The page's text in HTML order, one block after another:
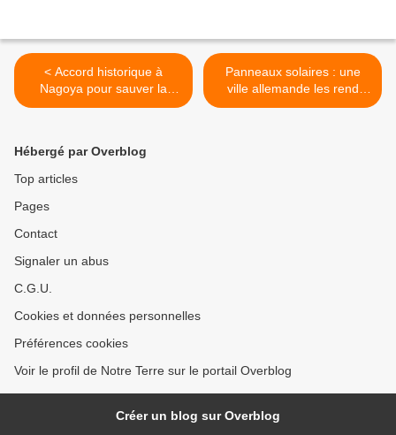
< Accord historique à
Nagoya pour sauver la
biodiversité
Panneaux solaires : une
ville allemande les rend
obligatoires >
Hébergé par Overblog
Top articles
Pages
Contact
Signaler un abus
C.G.U.
Cookies et données personnelles
Préférences cookies
Voir le profil de Notre Terre sur le portail Overblog
Créer un blog sur Overblog